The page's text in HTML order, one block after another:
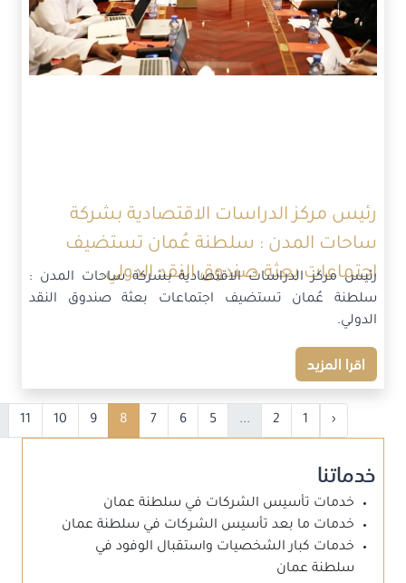
رئيس مركز الدراسات الاقتصادية بشركة
ساحات المدن : سلطنة عُمان تستضيف
اجتماعات بعثة صندوق النقد الدولي.
رئيس مركز الدراسات الاقتصادية بشركة ساحات المدن :
سلطنة عُمان تستضيف اجتماعات بعثة صندوق النقد
الدولي.
اقرا المزيد
‹
1
2
...
5
6
7
8
9
10
11
خدماتنا
خدمات تأسيس الشركات في سلطنة عمان
خدمات ما بعد تأسيس الشركات في سلطنة عمان
خدمات كبار الشخصيات واستقبال الوفود في
سلطنة عمان